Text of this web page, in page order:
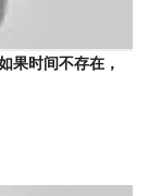
果时间不存在，